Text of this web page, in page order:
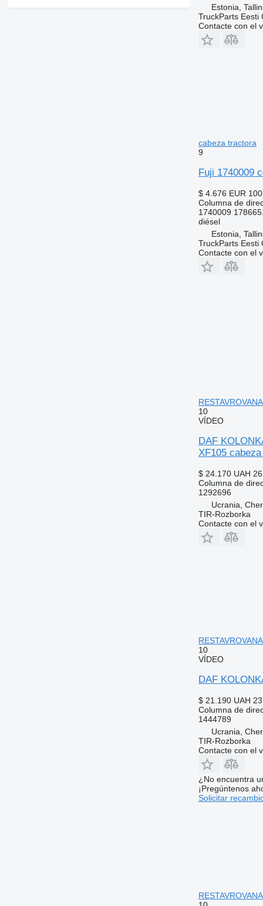
Estonia,
TruckParts Eesti
Contacte con el
cabeza tractora
9
Fuji 1740009
$ 4.676 EUR
Columna de
1740009
diésel
Estonia,
TruckParts Eesti
Contacte con el
10
VÍDEO
DAF
XF105
$ 24.170 UAH
Columna de
1292696
Ucrania,
TIR-Rozborka
Contacte con el
10
VÍDEO
DAF
$ 21.190 UAH
Columna de
1444789
Ucrania,
TIR-Rozborka
Contacte con el
¿No encuentra
¡Pregúntenos
Solicitar